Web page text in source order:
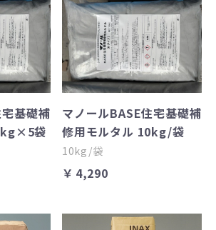
基礎補
袋
マノールBASE住宅基礎補
修用モルタル 10kg/袋
10kg/袋
￥4,290